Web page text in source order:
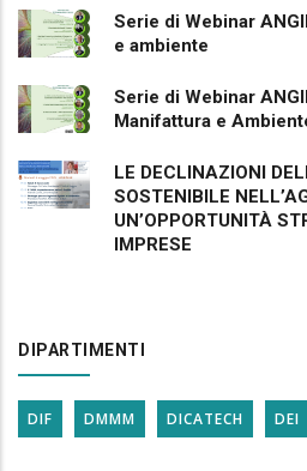
Serie di Webinar
e ambiente
Serie di Webinar
Manifattura e
LE DECLINAZIONI
SOSTENIBILE
UN’OPPORTUNITÀ
IMPRESE
DIPARTIMENTI
DIF DMMM DICATECH DEI